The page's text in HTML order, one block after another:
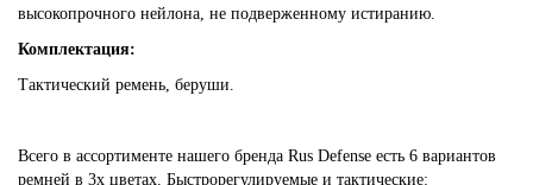
высокопрочного нейлона, не подверженному истиранию.
Комплектация:
Тактический ремень, беруши.
Всего в ассортименте нашего бренда Rus Defense есть 6 вариантов
ремней в 3х цветах. Быстрорегулируемые и тактические: